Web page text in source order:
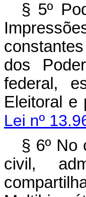
§ 5º
dos
federal,
Eleitoral
Lei nº
§ 6º No
civil,